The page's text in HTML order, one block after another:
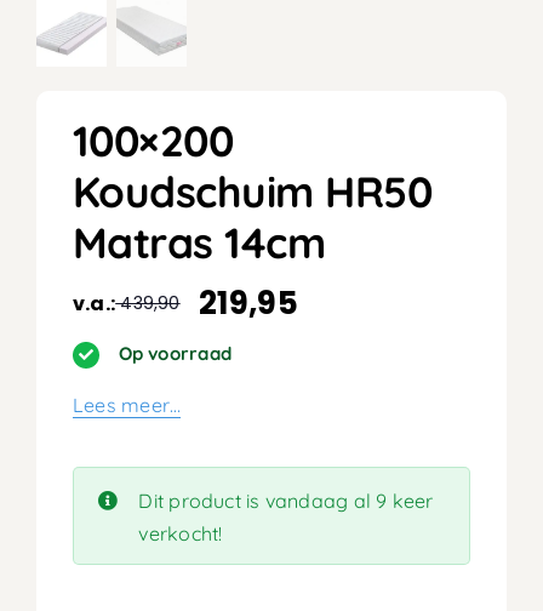
100×200
Koudschuim HR50
Matras 14cm
v.a.:439,90
Oorspronkelijke
prijs
was:
439,90.
219,95
Huidige
prijs
is:
219,95.
Op voorraad
Lees meer…
Dit product is vandaag al 9 keer
verkocht!